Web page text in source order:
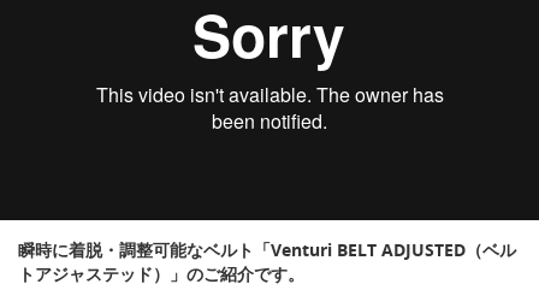
瞬時に着脱・調整可能なベルト「Venturi BELT ADJUSTED（ベル
トアジャステッド）」のご紹介です。